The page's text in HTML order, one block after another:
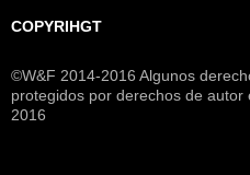
COPYRIHGT
©W&F 2014-2016 Algunos
protegidos por derechos de
2016